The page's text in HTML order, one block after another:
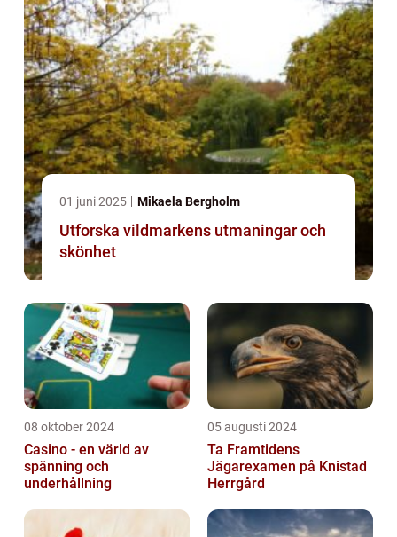
01 juni 2025 Mikaela Bergholm
Utforska vildmarkens utmaningar och
skönhet
08 oktober 2024
Casino - en värld av
spänning och
underhållning
05 augusti 2024
Ta Framtidens
Jägarexamen på Knistad
Herrgård